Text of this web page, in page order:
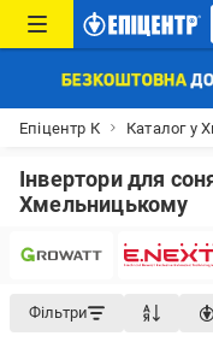
Епіцентр К Каталог у
Інвертори для
Хмельницькому
Фільтри